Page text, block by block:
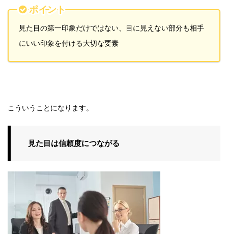
ポイント
見た目の第一印象だけではない、目に見えない部分も相手
にいい印象を付ける大切な要素
こういうことになります。
見た目は信頼度につながる